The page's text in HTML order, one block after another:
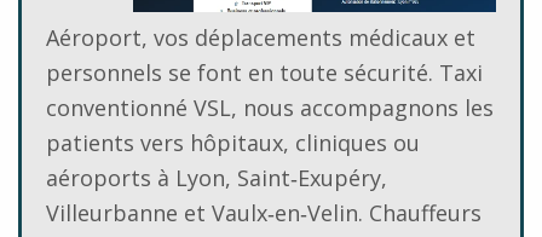
Aéroport, vos déplacements médicaux et
personnels se font en toute sécurité. Taxi
conventionné VSL, nous accompagnons les
patients vers hôpitaux, cliniques ou
aéroports à Lyon, Saint‑Exupéry,
Villeurbanne et Vaulx‑en‑Velin. Chauffeurs